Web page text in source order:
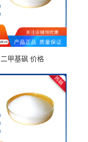
二甲基砜 价格